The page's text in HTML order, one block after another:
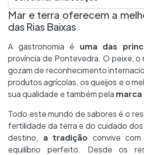
Mar e terra oferecem a
das Rias Baixas
A gastronomia é uma das
província de Pontevedra. O peixe, o
gozam de reconhecimento
produtos agrícolas, os queijos e o
sua qualidade e também pela marca
Todo este mundo de sabores é o
fertilidade da terra e do cuidado
destino, a tradição convive
equilíbrio perfeito. Desde os